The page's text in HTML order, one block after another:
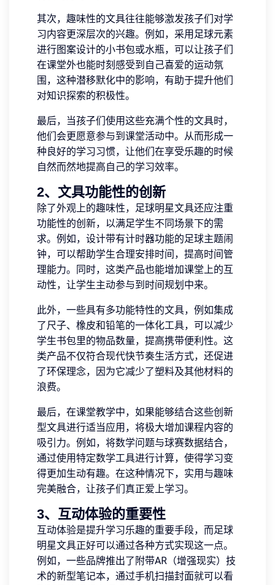
其次，趣味性的文具往往能够激发孩子们对学
习内容更深层次的兴趣。例如，采用足球元素
进行图案设计的小书包或水瓶，可以让孩子们
在课堂外也能时刻感受到自己喜爱的运动氛
围，这种潜移默化中的影响，有助于提升他们
对知识探索的积极性。
最后，当孩子们使用这些充满个性的文具时，
他们会更愿意参与到课堂活动中。从而形成一
种良好的学习习惯，让他们在享受乐趣的时候
自然而然地提高自己的学习效率。
2、文具功能性的创新
除了外观上的趣味性，足球明星文具还应注重
功能性的创新，以满足学生不同场景下的需
求。例如，设计带有计时器功能的足球主题闹
钟，可以帮助学生合理安排时间，提高时间管
理能力。同时，这类产品也能增加课堂上的互
动性，让学生主动参与到时间规划中来。
此外，一些具有多功能特性的文具，例如集成
了尺子、橡皮和铅笔的一体化工具，可以减少
学生书包里的物品数量，提高携带便利性。这
类产品不仅符合现代快节奏生活方式，还促进
了环保理念，因为它减少了塑料及其他材料的
浪费。
最后，在课堂教学中，如果能够结合这些创新
型文具进行适当应用，将极大增加课程内容的
吸引力。例如，将数学问题与球赛数据结合，
通过使用特定数学工具进行计算，使得学习变
得更加生动有趣。在这种情况下，实用与趣味
完美融合，让孩子们真正爱上学习。
3、互动体验的重要性
互动体验是提升学习乐趣的重要手段，而足球
明星文具正好可以通过各种方式实现这一点。
例如，一些品牌推出了附带AR（增强现实）技
术的新型笔记本，通过手机扫描封面就可以看